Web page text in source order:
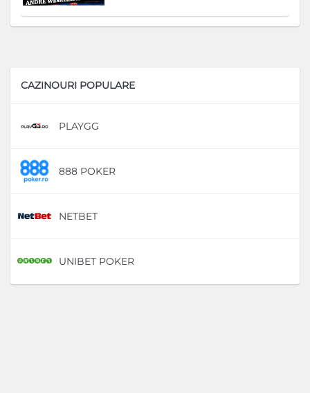
CAZINOURI POPULARE
PLAYGG
888 POKER
NETBET
UNIBET POKER